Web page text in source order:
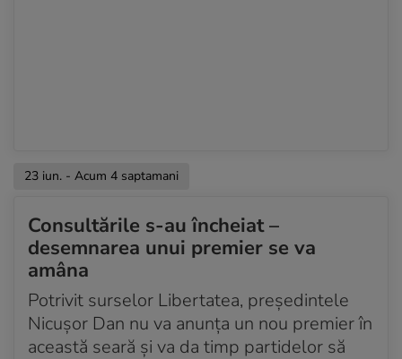
23 iun. - Acum 4 saptamani
Consultările s-au încheiat –
desemnarea unui premier se va
amâna
Potrivit surselor Libertatea, președintele
Nicușor Dan nu va anunța un nou premier în
această seară și va da timp partidelor să